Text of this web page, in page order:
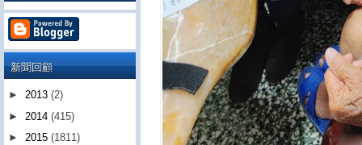
新聞回顧
► 2013 (2)
► 2014 (415)
► 2015 (1811)